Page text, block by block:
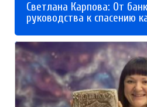
Светлана Карпова: От
руководства к спасению